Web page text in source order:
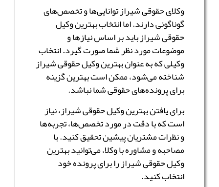
وکلای حقوقی شیراز توانایی‌ها و تخصص‌های
گوناگونی دارند. اما انتخاب بهترین وکیل
حقوقی شیراز باید بر اساس نیازها و
موضوعات مورد نظر شما صورت گیرد. انتخاب
وکیلی که به عنوان بهترین وکیل حقوقی شیراز
شناخته می‌شود، ممکن است بهترین گزینه
برای پرونده‌های حقوقی شما نباشد.
برای یافتن بهترین وکیل حقوقی شیراز، نیاز
است که با دقت در مورد تخصص‌ها، تجربه‌ها
و نظرات مشتریان پیشین تحقیق کنید. با
مصاحبه و مشاوره با وکلا، می‌توانید بهترین
وکیل حقوقی شیراز را برای پرونده خود
انتخاب کنید.